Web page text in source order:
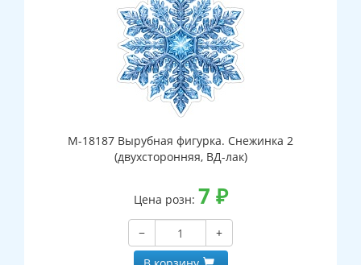
М-18187 Вырубная фигурка. Снежинка 2
(двухсторонняя, ВД-лак)
Цена розн: 7 ₽
−
+